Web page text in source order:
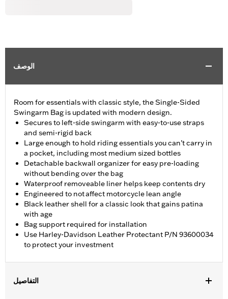
الوصف
Room for essentials with classic style, the Single-Sided
Swingarm Bag is updated with modern design.
Secures to left-side swingarm with easy-to-use straps
and semi-rigid back
Large enough to hold riding essentials you can’t carry in
a pocket, including most medium sized bottles
Detachable backwall organizer for easy pre-loading
without bending over the bag
Waterproof removeable liner helps keep contents dry
Engineered to not affect motorcycle lean angle
Black leather shell for a classic look that gains patina
with age
Bag support required for installation
Use Harley-Davidson Leather Protectant P/N 93600034
to protect your investment
التفاصيل